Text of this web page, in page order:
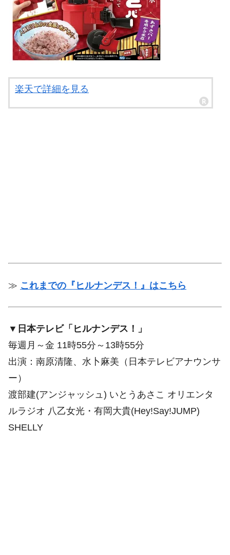
楽天で詳細を見る
≫ これまでの『ヒルナンデス！』はこちら
▼日本テレビ「ヒルナンデス！」
毎週月～金 11時55分～13時55分
出演：南原清隆、水卜麻美（日本テレビアナウンサ
ー）
渡部建(アンジャッシュ) いとうあさこ オリエンタ
ルラジオ 八乙女光・有岡大貴(Hey!Say!JUMP)
SHELLY